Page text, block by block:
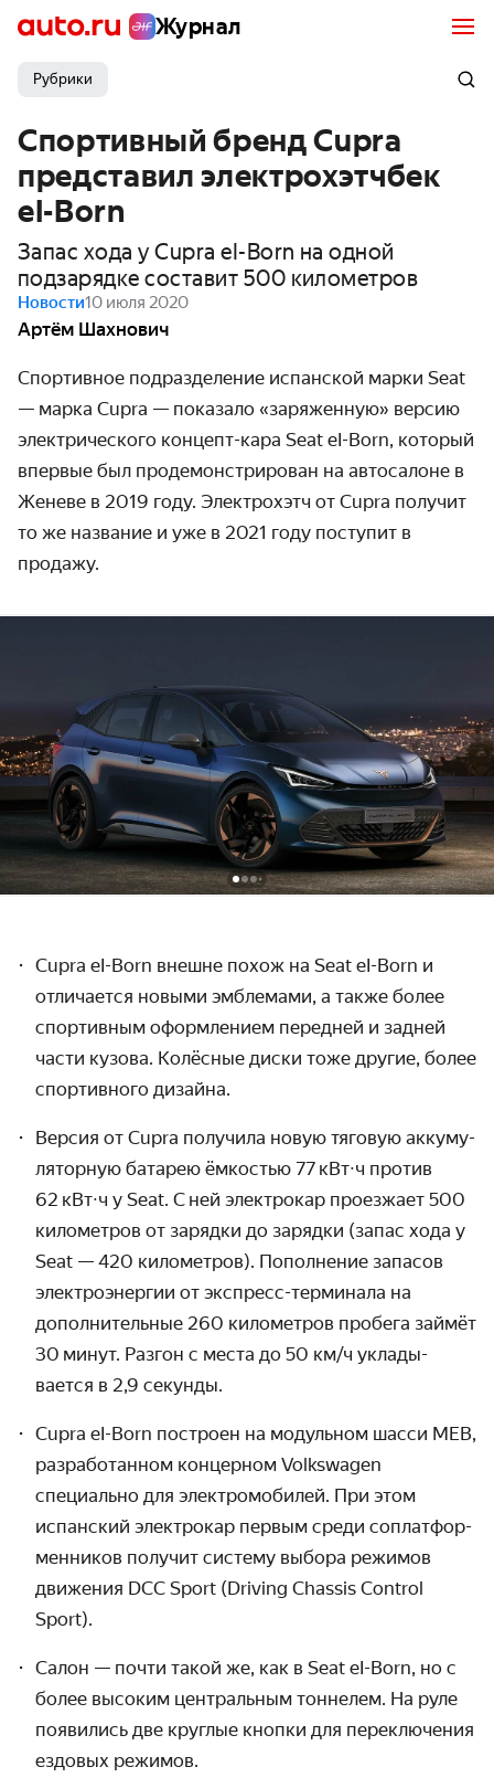
Журнал
Рубрики
Спортивный бренд Cupra
представил электрохэтчбек
eI-Born
Запас хода у Cupra eI-Born на одной
подзарядке составит 500 километров
Новости10 июля 2020
Артём Шахнович
Спортивное подразделение испанской марки Seat
— марка Cupra — показало «заряжен­ную» версию
электри­ческого концепт-кара Seat eI-Born, который
впервые был продемон­стрирован на автосалоне в
Женеве в 2019 году. Электрохэтч от Cupra получит
то же название и уже в 2021 году поступит в
продажу.
Cupra eI-Born внешне похож на Seat eI-Born и
отличается новыми эмблемами, а также более
спортивным оформ­лением передней и задней
части кузова. Колёсные диски тоже другие, более
спортивного дизайна.
Версия от Cupra получила новую тяговую аккуму­
ляторную батарею ёмкостью 77 кВт∙ч против
62 кВт∙ч у Seat. С ней электрокар проезжает 500
кило­метров от зарядки до зарядки (запас хода у
Seat — 420 километров). Попол­нение запасов
электро­энергии от экспресс-терминала на
дополни­тельные 260 километров пробега займёт
30 минут. Разгон с места до 50 км/ч уклады­
вается в 2,9 секунды.
Cupra eI-Born построен на модульном шасси MEB,
разрабо­танном концерном Volkswagen
специально для электро­мобилей. При этом
испанский электрокар первым среди соплатфор­
менников получит систему выбора режимов
движения DCC Sport (Driving Chassis Control
Sport).
Салон — почти такой же, как в Seat eI-Born, но с
более высоким центральным тоннелем. На руле
появи­лись две круглые кнопки для пере­ключения
ездовых режимов.